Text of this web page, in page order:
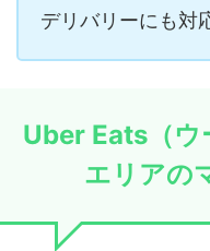
デリバリーにも対
Uber Eats（ウ
エリアの